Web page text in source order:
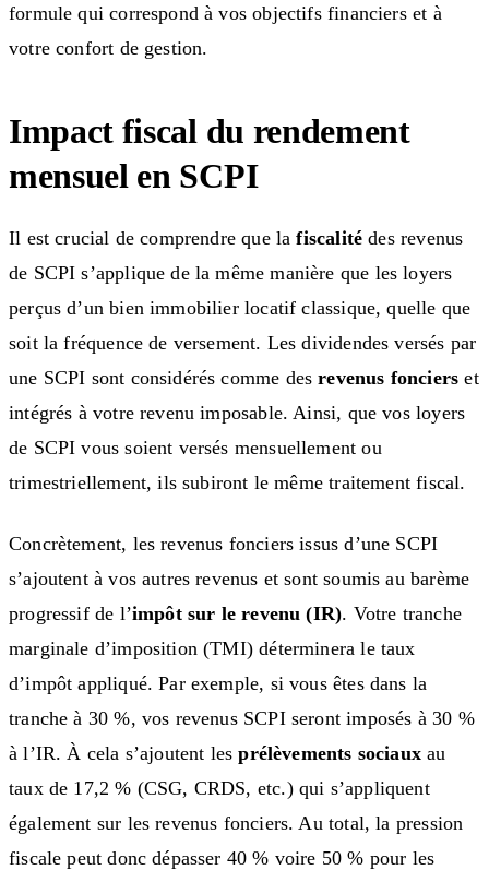
formule qui correspond à vos objectifs financiers et à
votre confort de gestion.
Impact fiscal du rendement
mensuel en SCPI
Il est crucial de comprendre que lafiscalité des revenus
de SCPI s’applique de la même manière que les loyers
perçus d’un bien immobilier locatif classique, quelle que
soit la fréquence de versement. Les dividendes versés par
une SCPI sont considérés comme desrevenus fonciers et
intégrés à votre revenu imposable. Ainsi, que vos loyers
de SCPI vous soient versés mensuellement ou
trimestriellement, ils subiront le même traitement fiscal.
Concrètement, les revenus fonciers issus d’une SCPI
s’ajoutent à vos autres revenus et sont soumis au barème
progressif de l’impôt sur le revenu (IR). Votre tranche
marginale d’imposition (TMI) déterminera le taux
d’impôt appliqué. Par exemple, si vous êtes dans la
tranche à 30 %, vos revenus SCPI seront imposés à 30 %
à l’IR. À cela s’ajoutent lesprélèvements sociaux au
taux de 17,2 % (CSG, CRDS, etc.) qui s’appliquent
également sur les revenus fonciers. Au total, la pression
fiscale peut donc dépasser 40 % voire 50 % pour les